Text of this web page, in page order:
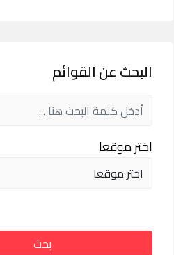
البحث عن القوائم
اختر موقعا
بحث